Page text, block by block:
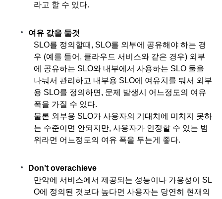
라고 할 수 있다.
여유 값을 둘것
SLO를 정의할때, SLO를 외부에 공유해야 하는 경
우 (예를 들어, 클라우드 서비스와 같은 경우) 외부
에 공유하는 SLO와 내부에서 사용하는 SLO 둘을
나눠서 관리하고 내부용 SLO에 여유치를 둬서 외부
용 SLO를 정의하면, 문제 발생시 어느정도의 여유
폭을 가질 수 있다.
물론 외부용 SLO가 사용자의 기대치에 미치지 못하
는 수준이면 안되지만, 사용자가 인정할 수 있는 범
위라면 어느정도의 여유 폭을 두는게 좋다.
Don’t overachieve
만약에 서비스에서 제공되는 성능이나 가용성이 SL
O에 정의된 것보다 높다면 사용자는 당연히 현재의